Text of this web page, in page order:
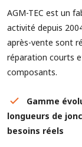
AGM-TEC est un
activité depuis
après-vente sont
réparation courts
composants.
Gamme
longueurs de
besoins réels